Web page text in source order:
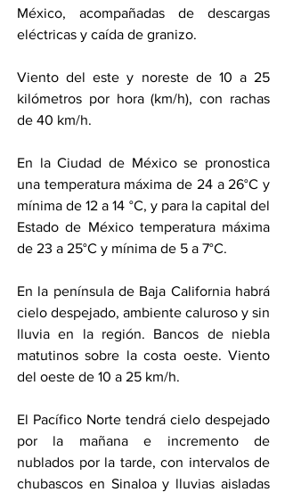
México, acompañadas de descargas
eléctricas y caída de granizo.
Viento del este y noreste de 10 a 25
kilómetros por hora (km/h), con rachas
de 40 km/h.
En la Ciudad de México se pronostica
una temperatura máxima de 24 a 26°C y
mínima de 12 a 14 °C, y para la capital del
Estado de México temperatura máxima
de 23 a 25°C y mínima de 5 a 7°C.
En la península de Baja California habrá
cielo despejado, ambiente caluroso y sin
lluvia en la región. Bancos de niebla
matutinos sobre la costa oeste. Viento
del oeste de 10 a 25 km/h.
El Pacífico Norte tendrá cielo despejado
por la mañana e incremento de
nublados por la tarde, con intervalos de
chubascos en Sinaloa y lluvias aisladas